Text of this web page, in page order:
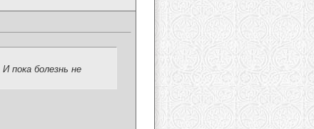
пока болезнь не